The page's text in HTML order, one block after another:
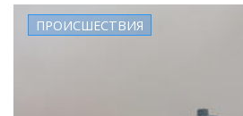
ПРОИСШЕСТВИЯ